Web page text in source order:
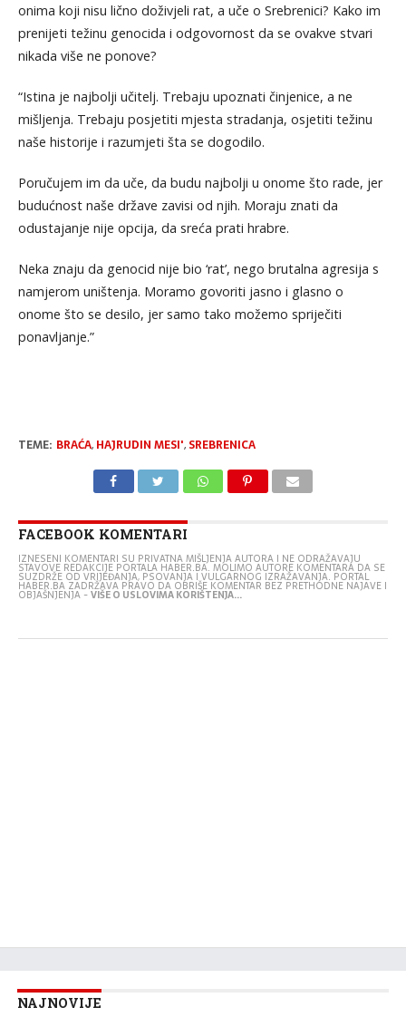
onima koji nisu lično doživjeli rat, a uče o Srebrenici? Kako im
prenijeti težinu genocida i odgovornost da se ovakve stvari
nikada više ne ponove?
“Istina je najbolji učitelj. Trebaju upoznati činjenice, a ne
mišljenja. Trebaju posjetiti mjesta stradanja, osjetiti težinu
naše historije i razumjeti šta se dogodilo.
Poručujem im da uče, da budu najbolji u onome što rade, jer
budućnost naše države zavisi od njih. Moraju znati da
odustajanje nije opcija, da sreća prati hrabre.
Neka znaju da genocid nije bio ‘rat’, nego brutalna agresija s
namjerom uništenja. Moramo govoriti jasno i glasno o
onome što se desilo, jer samo tako možemo spriječiti
ponavljanje.”
TEME: BRAĆA, HAJRUDIN MESI', SREBRENICA
FACEBOOK KOMENTARI
IZNESENI KOMENTARI SU PRIVATNA MIŠLJENJA AUTORA I NE ODRAŽAVAJU
STAVOVE REDAKCIJE PORTALA HABER.BA. MOLIMO AUTORE KOMENTARA DA SE
SUZDRŽE OD VRIJEĐANJA, PSOVANJA I VULGARNOG IZRAŽAVANJA. PORTAL
HABER.BA ZADRŽAVA PRAVO DA OBRIŠE KOMENTAR BEZ PRETHODNE NAJAVE I
OBJAŠNJENJA -VIŠE O USLOVIMA KORIŠTENJA...
NAJNOVIJE